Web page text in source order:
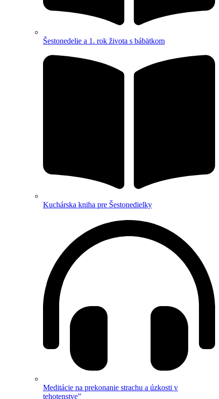
Šestonedelie a 1. rok života s bábätkom
Kuchárska kniha pre Šestonedielky
Meditácie na prekonanie strachu a úzkosti v
tehotenstve”